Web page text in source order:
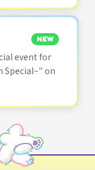
NEW
event for
Special~" on